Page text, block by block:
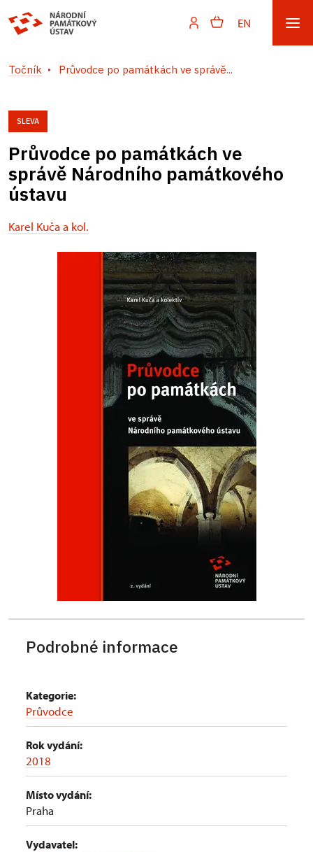
EN
Točník Průvodce po památkách ve správě...
SLEVA
Průvodce po památkách ve
správě Národního památkového
ústavu
Karel Kuča a kol.
Podrobné informace
Kategorie:
Průvodce
Rok vydání:
2018
Místo vydání:
Praha
Vydavatel: